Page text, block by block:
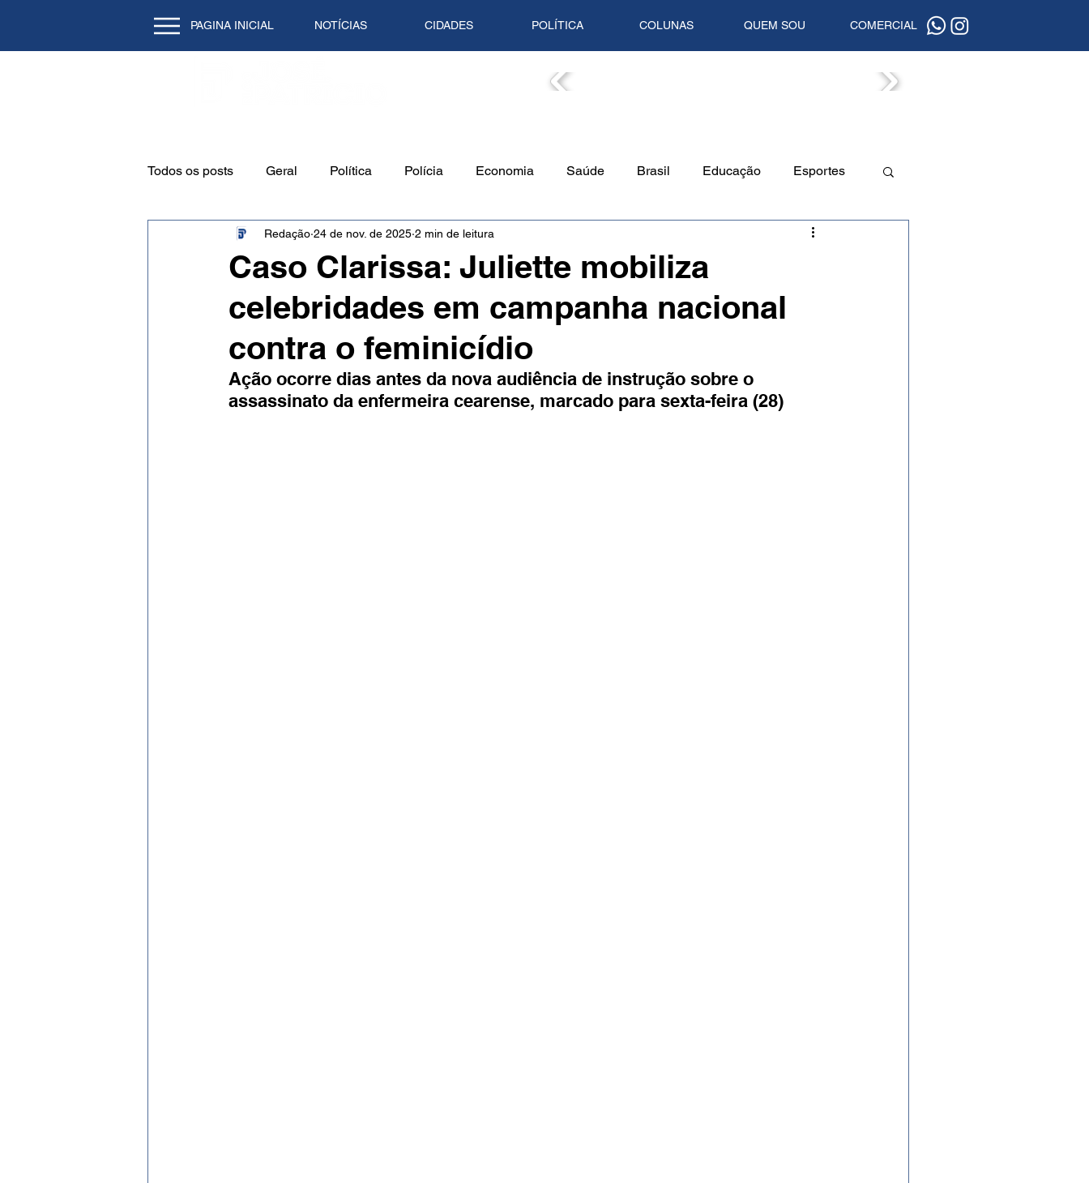
PAGINA INICIAL NOTÍCIAS CIDADES POLÍTICA COLUNAS QUEM SOU COMERCIAL
Todos os posts Geral Política Polícia Economia Saúde Brasil Educação Esportes
Cidade Meio Ambiente Empreendedorismo
Natal/RN Tecnologia Tempo Artigo Mundo Trânsito Mente em Pauta Segurança
Caso Clarissa: Juliette mobiliza
celebridades em campanha nacional
contra o feminicídio
Redação 24 de nov. de 2025 2 min de leitura
Ação ocorre dias antes da nova audiência de instrução sobre o
assassinato da enfermeira cearense, marcado para sexta-feira (28)